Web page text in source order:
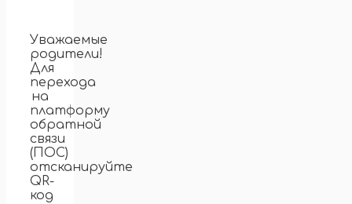
Уважаемые
родители!
Для
перехода
на
платформу
обратной
связи
(ПОС)
отсканируйте
QR-
код